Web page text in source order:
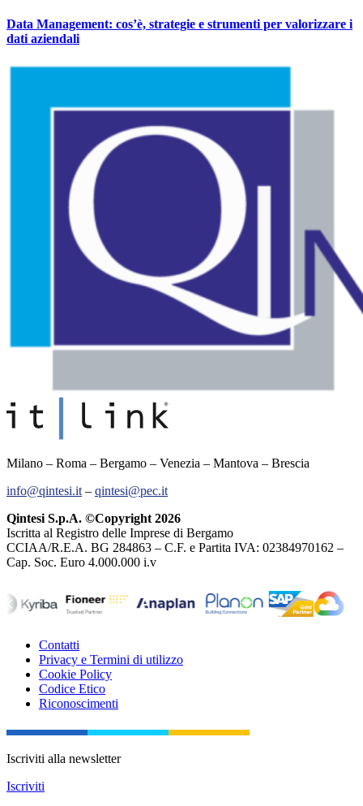
Data Management: cos’è, strategie e strumenti per valorizzare i
dati aziendali
Milano – Roma – Bergamo – Venezia – Mantova – Brescia
info@qintesi.it – qintesi@pec.it
Qintesi S.p.A. ©Copyright 2026
Iscritta al Registro delle Imprese di Bergamo
CCIAA/R.E.A. BG 284863 – C.F. e Partita IVA: 02384970162 –
Cap. Soc. Euro 4.000.000 i.v
Contatti
Privacy e Termini di utilizzo
Cookie Policy
Codice Etico
Riconoscimenti
Iscriviti alla newsletter
Iscriviti